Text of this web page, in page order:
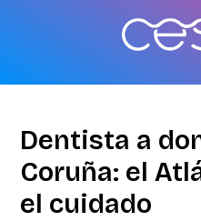
Dentista a
Coruña: el
el cuidado